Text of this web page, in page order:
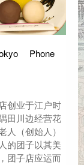
Phone
创业于江户时
田川边经营花
人（创始人）
的团子以其美
团子店应运而